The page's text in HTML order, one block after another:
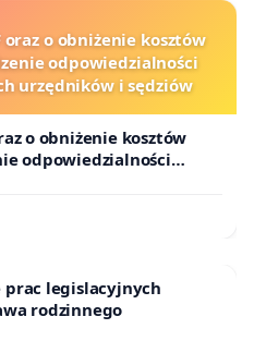
oraz o obniżenie kosztów
odpowiedzialności
urzędników i sędziów
o obniżenie kosztów
odpowiedzialności
i sędziów
legislacyjnych
rodzinnego